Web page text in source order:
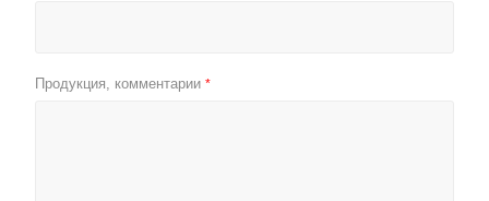
Продукция, комментарии *